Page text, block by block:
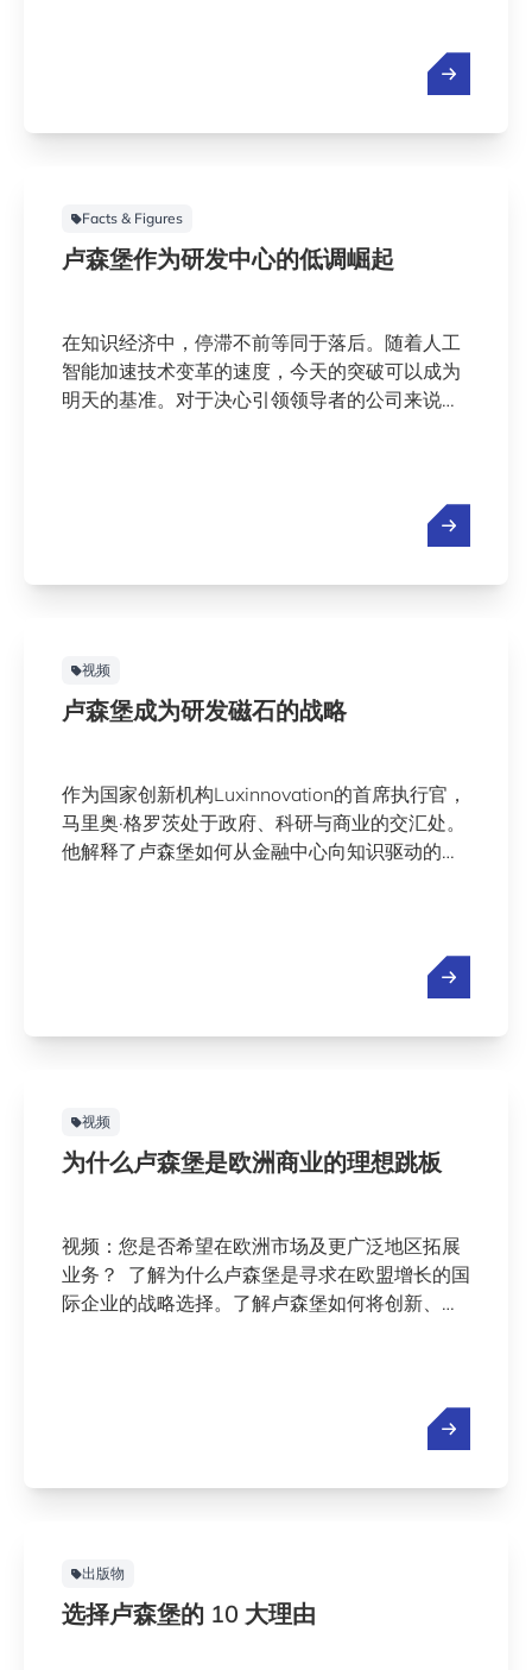
Facts & Figures
卢森堡作为研发中心的低调崛起
在知识经济中，停滞不前等同于落后。随着人工
智能加速技术变革的速度，今天的突破可以成为
明天的基准。对于决心引领领导者的公司来说，
视频
卢森堡成为研发磁石的战略
作为国家创新机构Luxinnovation的首席执行官，
马里奥·格罗茨处于政府、科研与商业的交汇处。
他解释了卢森堡如何从金融中心向知识驱动的创
视频
为什么卢森堡是欧洲商业的理想跳板
视频：您是否希望在欧洲市场及更广泛地区拓展
业务？ 了解为什么卢森堡是寻求在欧盟增长的国
际企业的战略选择。了解卢森堡如何将创新、互
出版物
选择卢森堡的 10 大理由